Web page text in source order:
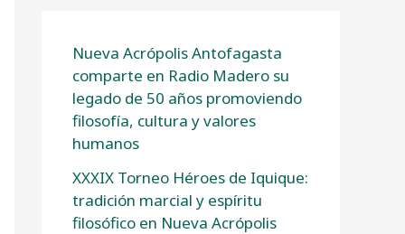
Nueva Acrópolis Antofagasta
comparte en Radio Madero su
legado de 50 años promoviendo
filosofía, cultura y valores
humanos
XXXIX Torneo Héroes de Iquique:
tradición marcial y espíritu
filosófico en Nueva Acrópolis